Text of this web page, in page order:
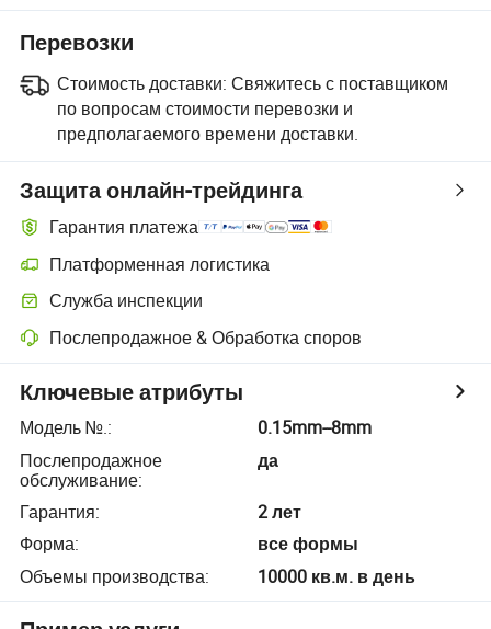
Перевозки
Стоимость доставки: Свяжитесь с поставщиком
по вопросам стоимости перевозки и
предполагаемого времени доставки.
Защита онлайн-трейдинга
Гарантия платежа
Платформенная логистика
Служба инспекции
Послепродажное & Обработка споров
Ключевые атрибуты
Модель №.:
0.15mm--8mm
Послепродажное
обслуживание:
да
Гарантия:
2 лет
Форма:
все формы
Объемы производства: 10000 кв.м. в день